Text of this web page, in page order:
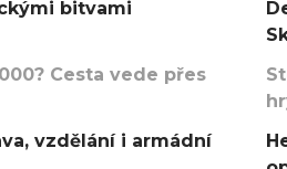
bitvami
Cesta vede přes
vzdělání i armádní